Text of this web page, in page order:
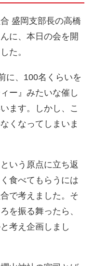
盛岡支部長の高橋
に、本日の会を開
た。
に、100名くらいを
ー』みたいな催し
ます。しかし、こ
くなってしまいま
いう原点に立ち返
食べてもらうには
で考えました。そ
を振る舞ったら、
考え企画しまし